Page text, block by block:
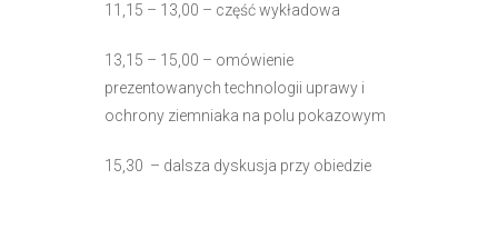
11,15 – 13,00 – część wykładowa
13,15 – 15,00 – omówienie
prezentowanych technologii uprawy i
ochrony ziemniaka na polu pokazowym
15,30 – dalsza dyskusja przy obiedzie